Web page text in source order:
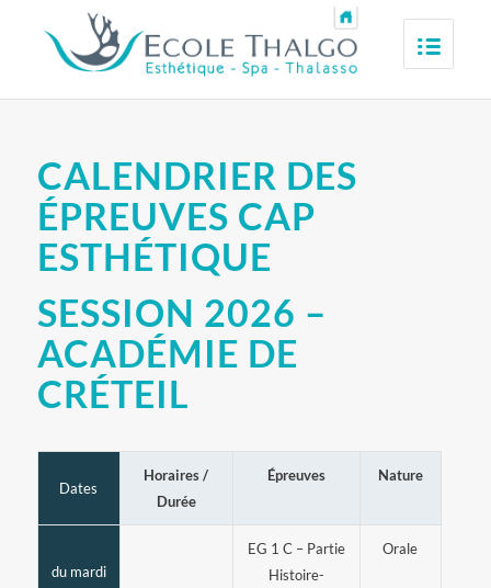
CALENDRIER DES
ÉPREUVES CAP
ESTHÉTIQUE
SESSION 2026 –
ACADÉMIE DE
CRÉTEIL
Dates
Horaires /
Durée
Épreuves Nature
du mardi
EG 1 C – Partie
Histoire-
Orale